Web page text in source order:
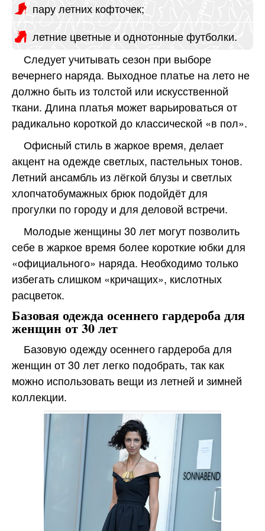
пару летних кофточек;
летние цветные и однотонные футболки.
Следует учитывать сезон при выборе
вечернего наряда. Выходное платье на лето не
должно быть из толстой или искусственной
ткани. Длина платья может варьироваться от
радикально короткой до классической «в пол».
Офисный стиль в жаркое время, делает
акцент на одежде светлых, пастельных тонов.
Летний ансамбль из лёгкой блузы и светлых
хлопчатобумажных брюк подойдёт для
прогулки по городу и для деловой встречи.
Молодые женщины 30 лет могут позволить
себе в жаркое время более короткие юбки для
«официального» наряда. Необходимо только
избегать слишком «кричащих», кислотных
расцветок.
Базовая одежда осеннего гардероба для
женщин от 30 лет
Базовую одежду осеннего гардероба для
женщин от 30 лет легко подобрать, так как
можно использовать вещи из летней и зимней
коллекции.